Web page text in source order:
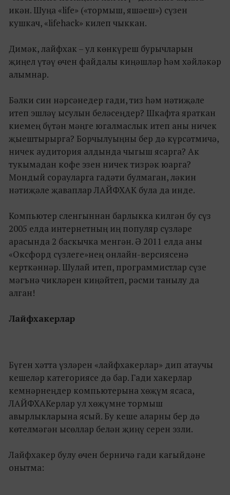
икән. Шуңа «life» («тормыш, яшәеш») сүзен
кушкач, «lifehack» килеп чыккан.
Димәк, лайфхак – ул көнкүреш бурычларын
җиңел үтәү өчен файдалы киңәшләр һәм хәйләкәр
алымнар.
Бәлки син нәрсәнедер гади, тиз һәм нәтиҗәле
итеп эшләү ысулын беләсеңдер? Шкафта яраткан
киемең бүтән мәңге югалмаслык итеп аны ничек
җыештырырга? Борчылуыңны бер дә күрсәтмичә,
ничек аудитория алдында чыгыш ясарга? Ак
тукымадан кофе эзен ничек тизрәк юарга?
Мондый сорауларга гадәти булмаган, ләкин
нәтиҗәле җаваплар ЛАЙФХАК була да инде.
Компьютер сленгыннан барлыкка килгән бу сүз
2005 елда интернетның иң популяр сүзләре
арасында 2 баскычка менгән. Ә 2011 елда аны
«Оксфорд сүзлеге»нең онлайн-версиясенә
керткәннәр. Шулай итеп, программистлар сүзе
мәгънә чикләрен киңәйтеп, рәсми танылу да
алган!
Лайфхакерлар
Бүген хәтта үзләрен «лайфхакерлар» дип атаучы
кешеләр категориясе дә бар. Гади хакерлар
кемнәрнеңдер компьютерына хөҗүм ясаса,
ЛАЙФХАКерлар ул хөҗүмне тормыш
авырлыкларына ясый. Бу кеше аларны бер дә
көтелмәгән ысөллар белән җиңү серен эзли.
Лайфхакер булу өчен берничә гади кагыйдәне
онытма: